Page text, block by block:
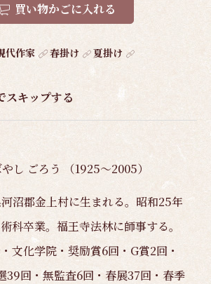
買い物かごに入れる
代作家 春掛け 夏掛け
スキップする
し ごろう （1925～2005）
沼郡金上村に生まれる。昭和25年
科卒業。福王寺法林に師事する。
文化学院・奨励賞6回・G賞2回・
39回・無監査6回・春展37回・春季